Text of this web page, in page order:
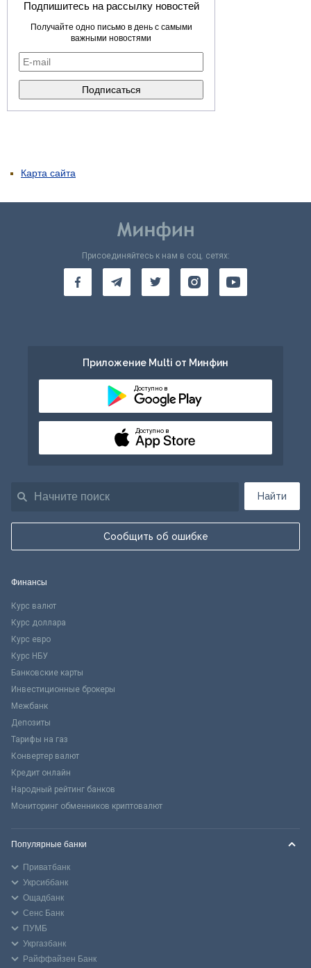
Подпишитесь на рассылку новостей
Получайте одно письмо в день с самыми
важными новостями
Карта сайта
Найти
Сообщить об ошибке
Присоединяйтесь к нам в соц. сетях:
Приложение Multi от Минфин
Доступно в
Доступно в
Финансы
Курс валют
Курс доллара
Курс евро
Курс НБУ
Банковские карты
Инвестиционные брокеры
Межбанк
Депозиты
Тарифы на газ
Конвертер валют
Кредит онлайн
Народный рейтинг банков
Мониторинг обменников криптовалют
Популярные банки
Приватбанк
Укрсиббанк
Ощадбанк
Сенс Банк
ПУМБ
Укргазбанк
Райффайзен Банк